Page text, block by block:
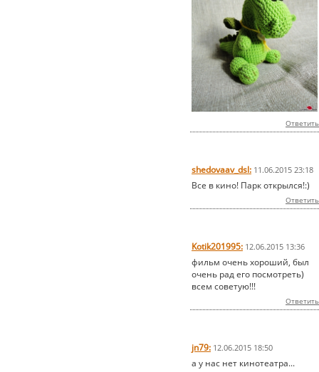
Ответить
shedovaav_dsl: 11.06.2015 23:18
Все в кино! Парк открылся!:)
Ответить
Kotik201995: 12.06.2015 13:36
фильм очень хороший, был
очень рад его посмотреть)
всем советую!!!
Ответить
jn79: 12.06.2015 18:50
а у нас нет кинотеатра...